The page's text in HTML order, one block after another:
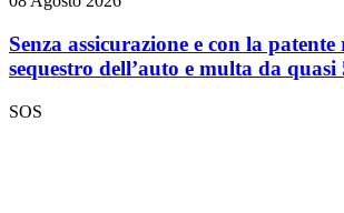
Senza assicurazione e con la patente
sequestro dell’auto e multa da
SOS